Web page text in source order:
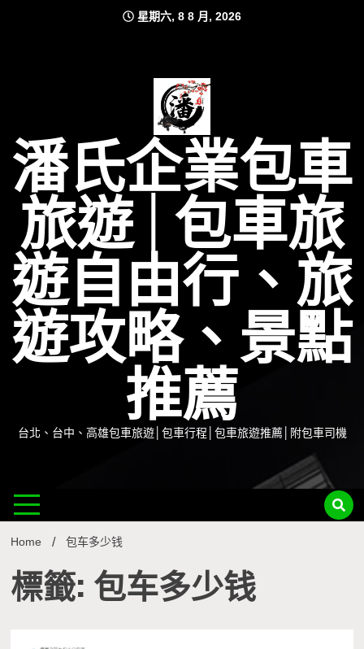
星期六, 8 8 月, 2026
潘氏企業包車
旅遊│包車旅
遊自由行、旅
遊攻略、景點
推薦
台北、台中、高雄包車旅遊│包車行程│包車旅遊推薦│附包車司機
Home 包车多少钱
標籤: 包车多少钱